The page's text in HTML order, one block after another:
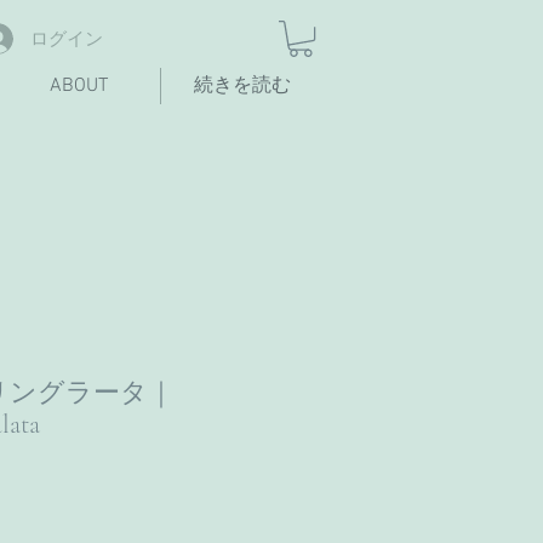
ログイン
ABOUT 続きを読む
グラータ｜